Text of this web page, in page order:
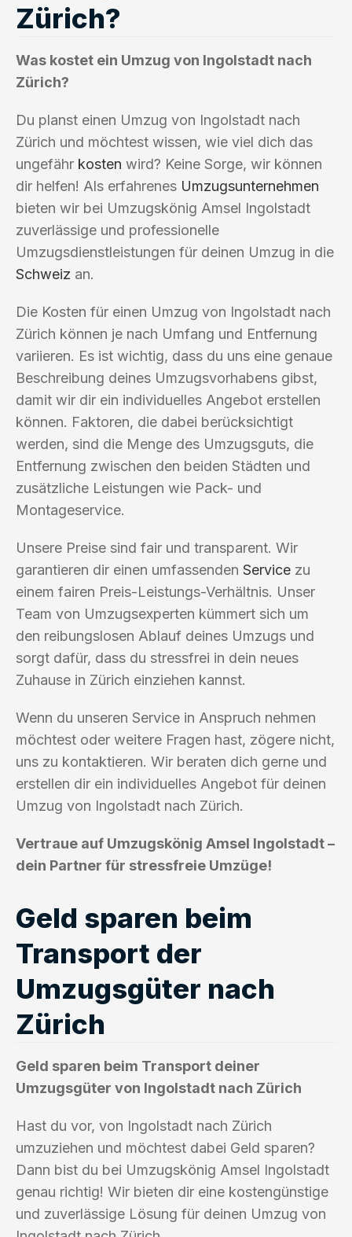
Zürich?
Was kostet ein Umzug von Ingolstadt nach
Zürich?
Du planst einen Umzug von Ingolstadt nach
Zürich und möchtest wissen, wie viel dich das
ungefähr kosten wird? Keine Sorge, wir können
dir helfen! Als erfahrenes Umzugsunternehmen
bieten wir bei Umzugskönig Amsel Ingolstadt
zuverlässige und professionelle
Umzugsdienstleistungen für deinen Umzug in die
Schweiz an.
Die Kosten für einen Umzug von Ingolstadt nach
Zürich können je nach Umfang und Entfernung
variieren. Es ist wichtig, dass du uns eine genaue
Beschreibung deines Umzugsvorhabens gibst,
damit wir dir ein individuelles Angebot erstellen
können. Faktoren, die dabei berücksichtigt
werden, sind die Menge des Umzugsguts, die
Entfernung zwischen den beiden Städten und
zusätzliche Leistungen wie Pack- und
Montageservice.
Unsere Preise sind fair und transparent. Wir
garantieren dir einen umfassenden Service zu
einem fairen Preis-Leistungs-Verhältnis. Unser
Team von Umzugsexperten kümmert sich um
den reibungslosen Ablauf deines Umzugs und
sorgt dafür, dass du stressfrei in dein neues
Zuhause in Zürich einziehen kannst.
Wenn du unseren Service in Anspruch nehmen
möchtest oder weitere Fragen hast, zögere nicht,
uns zu kontaktieren. Wir beraten dich gerne und
erstellen dir ein individuelles Angebot für deinen
Umzug von Ingolstadt nach Zürich.
Vertraue auf Umzugskönig Amsel Ingolstadt –
dein Partner für stressfreie Umzüge!
Geld sparen beim
Transport der
Umzugsgüter nach
Zürich
Geld sparen beim Transport deiner
Umzugsgüter von Ingolstadt nach Zürich
Hast du vor, von Ingolstadt nach Zürich
umzuziehen und möchtest dabei Geld sparen?
Dann bist du bei Umzugskönig Amsel Ingolstadt
genau richtig! Wir bieten dir eine kostengünstige
und zuverlässige Lösung für deinen Umzug von